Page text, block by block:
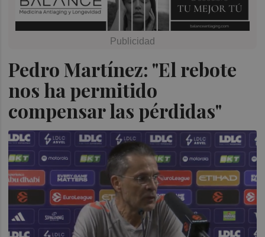
Pedro Martínez: "El rebote
nos ha permitido
compensar las pérdidas"